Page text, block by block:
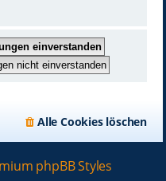
Alle Cookies löschen
phpBB Styles